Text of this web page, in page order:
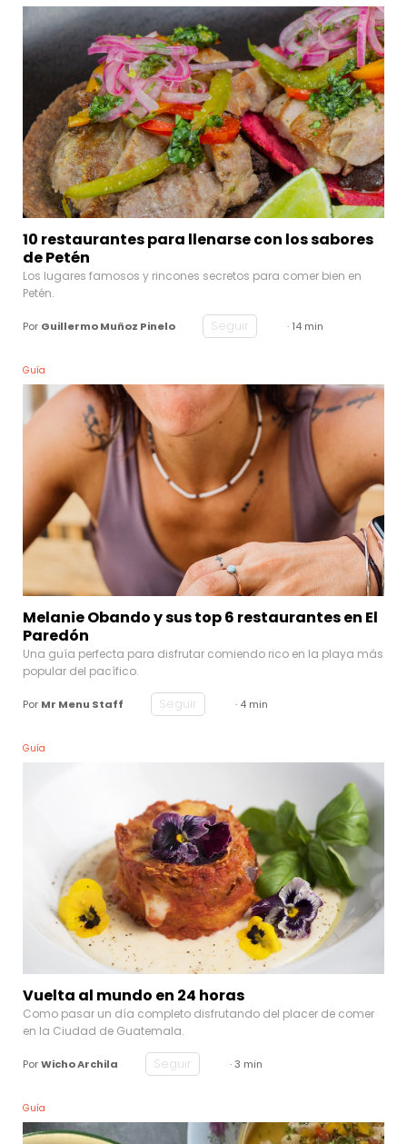
10 restaurantes para llenarse con los sabores
de Petén
Los lugares famosos y rincones secretos para comer bien en
Petén.
Por Guillermo Muñoz Pinelo Seguir · 14 min
Guía
Melanie Obando y sus top 6 restaurantes en El
Paredón
Una guía perfecta para disfrutar comiendo rico en la playa más
popular del pacífico.
Por Mr Menu Staff Seguir · 4 min
Guía
Vuelta al mundo en 24 horas
Como pasar un día completo disfrutando del placer de comer
en la Ciudad de Guatemala.
PorWicho Archila Seguir · 3 min
Guía